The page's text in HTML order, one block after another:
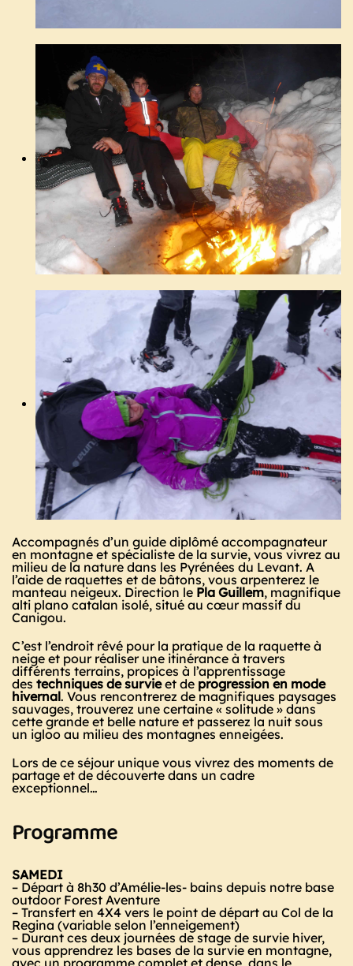
Accompagnés d’un guide diplômé accompagnateur
en montagne et spécialiste de la survie, vous vivrez au
milieu de la nature dans les Pyrénées du Levant. A
l’aide de raquettes et de bâtons, vous arpenterez le
manteau neigeux. Direction le Pla Guillem, magnifique
alti plano catalan isolé, situé au cœur massif du
Canigou.
C’est l’endroit rêvé pour la pratique de la raquette à
neige et pour réaliser une itinérance à travers
différents terrains, propices à l’apprentissage
des techniques de survieet de progression en mode
hivernal. Vous rencontrerez de magnifiques paysages
sauvages, trouverez une certaine « solitude » dans
cette grande et belle nature et passerez la nuit sous
un igloo au milieu des montagnes enneigées.
Lors de ce séjour unique vous vivrez des moments de
partage et de découverte dans un cadre
exceptionnel…
Programme
SAMEDI
– Départ à 8h30 d’Amélie-les- bains depuis notre base
outdoor Forest Aventure
– Transfert en 4X4 vers le point de départ au Col de la
Regina (variable selon l’enneigement)
– Durant ces deux journées de stage de survie hiver,
vous apprendrez les bases de la survie en montagne,
avec un programme complet et dense, dans le